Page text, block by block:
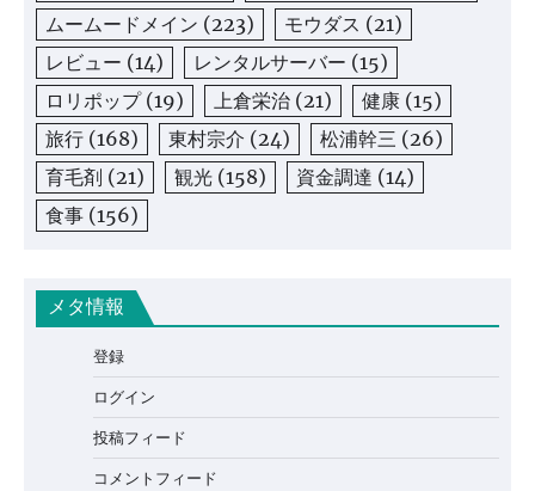
ムームードメイン (223) モウダス (21)
レビュー (14) レンタルサーバー (15)
ロリポップ(19) 上倉栄治 (21) 健康 (15)
旅行 (168) 東村宗介 (24) 松浦幹三 (26)
育毛剤 (21) 観光 (158) 資金調達 (14)
食事 (156)
メタ情報
登録
ログイン
投稿フィード
コメントフィード